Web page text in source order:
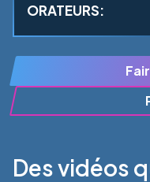
ORATEURS:
Des vidéos